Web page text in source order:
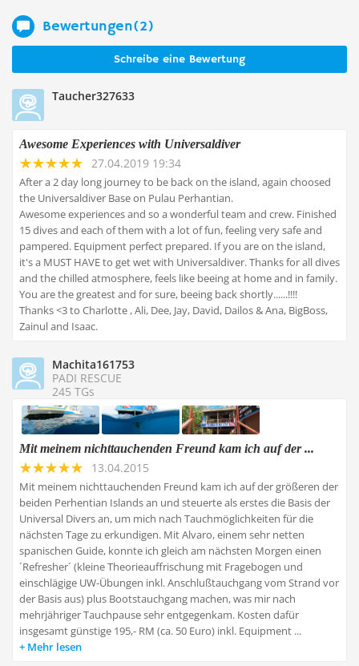
Bewertungen(2)
Schreibe eine Bewertung
Taucher327633
Awesome Experiences with Universaldiver
27.04.2019 19:34
After a 2 day long journey to be back on the island, again choosed
the Universaldiver Base on Pulau Perhantian.
Awesome experiences and so a wonderful team and crew. Finished
15 dives and each of them with a lot of fun, feeling very safe and
pampered. Equipment perfect prepared. If you are on the island,
it's a MUST HAVE to get wet with Universaldiver. Thanks for all dives
and the chilled atmosphere, feels like beeing at home and in family.
You are the greatest and for sure, beeing back shortly......!!!!
Thanks <3 to Charlotte , Ali, Dee, Jay, David, Dailos & Ana, BigBoss,
Zainul and Isaac.
Machita161753
PADI RESCUE
245 TGs
Mit meinem nichttauchenden Freund kam ich auf der ...
13.04.2015
Mit meinem nichttauchenden Freund kam ich auf der größeren der
beiden Perhentian Islands an und steuerte als erstes die Basis der
Universal Divers an, um mich nach Tauchmöglichkeiten für die
nächsten Tage zu erkundigen. Mit Alvaro, einem sehr netten
spanischen Guide, konnte ich gleich am nächsten Morgen einen
´Refresher´ (kleine Theorieauffrischung mit Fragebogen und
einschlägige UW-Übungen inkl. Anschlußtauchgang vom Strand vor
der Basis aus) plus Bootstauchgang machen, was mir nach
mehrjähriger Tauchpause sehr entgegenkam. Kosten dafür
insgesamt günstige 195,- RM (ca. 50 Euro) inkl. Equipment ...
Mehr lesen